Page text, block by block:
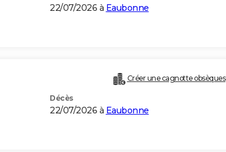
22/07/2026 à Eaubonne
Créer une cagnotte obsèques
Décès
22/07/2026 à Eaubonne